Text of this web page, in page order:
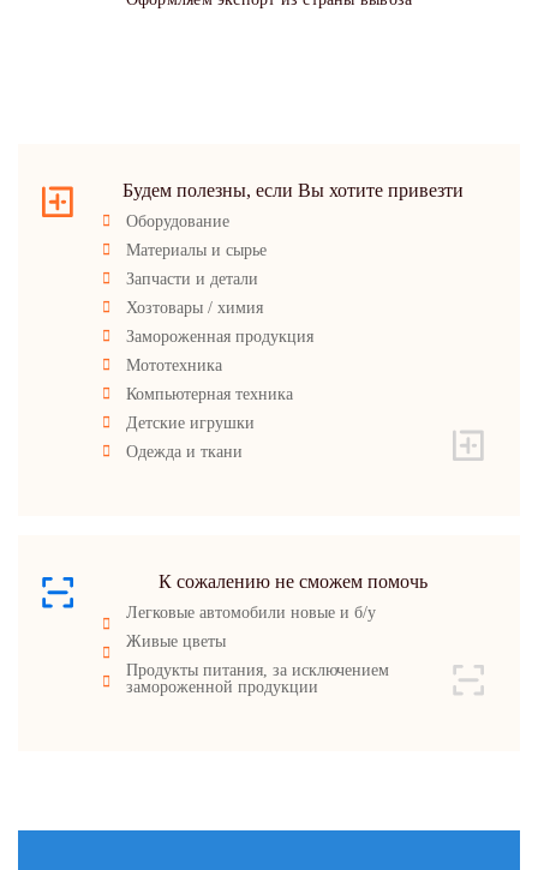
Будем полезны, если Вы хотите привезти
Оборудование
Материалы и сырье
Запчасти и детали
Хозтовары / химия
Замороженная продукция
Мототехника
Компьютерная техника
Детские игрушки
Одежда и ткани
К сожалению не сможем помочь
Легковые автомобили новые и б/у
Живые цветы
Продукты питания, за исключением
замороженной продукции